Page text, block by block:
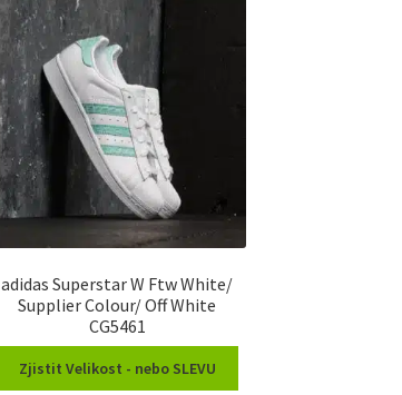
adidas Superstar W Ftw White/
Supplier Colour/ Off White
CG5461
Zjistit Velikost - nebo SLEVU